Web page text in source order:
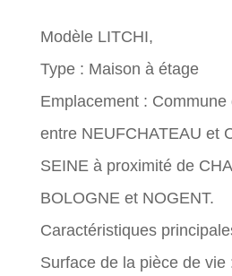
Modèle LITCHI,
Type : Maison à étage
Emplacement : Commune
entre NEUFCHATEAU et
SEINE à proximité de
BOLOGNE et NOGENT.
Caractéristiques
Surface de la pièce de vie